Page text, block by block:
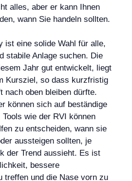
alles, aber er kann Ihnen
wann Sie handeln sollten.
ist eine solide Wahl für alle,
stabile Anlage suchen. Die
Jahr gut entwickelt, liegt
Kursziel, so dass kurzfristig
nach oben bleiben dürfte.
können sich auf beständige
wie der RVI können
zu entscheiden, wann sie
aussteigen sollten, je
der Trend aussieht. Es ist
bessere
treffen und die Nase vorn zu